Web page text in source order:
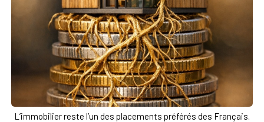
CONTACT
L’immobilier reste l’un des placements préférés des Français.